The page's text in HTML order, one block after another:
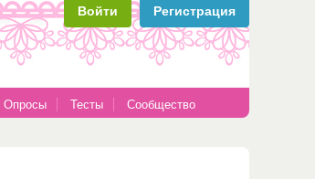
Войти Регистрация
Опросы Тесты Сообщество